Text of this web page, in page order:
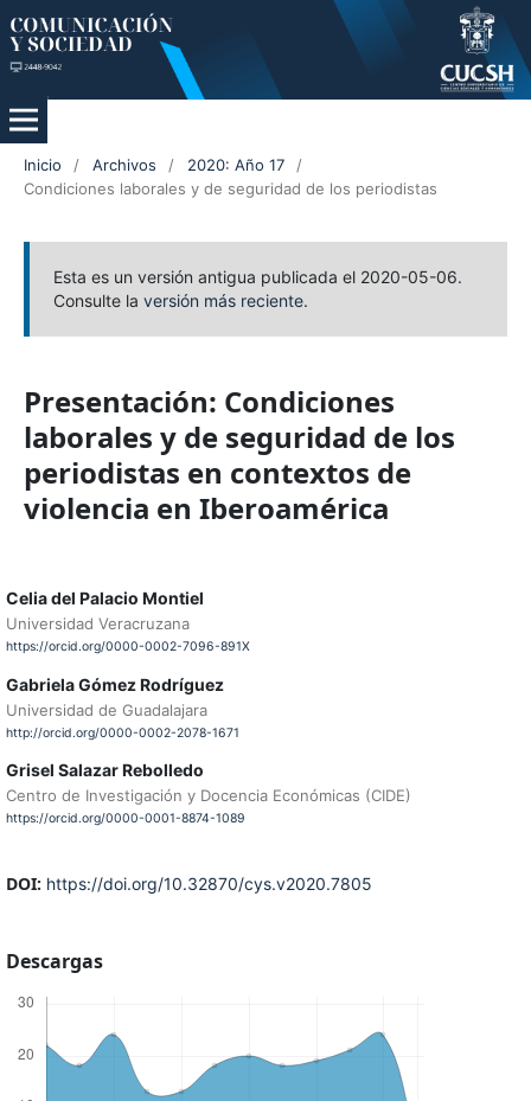
Inicio / Archivos / 2020: Año 17
/
Condiciones laborales y de seguridad de los periodistas
Esta es un versión antigua publicada el 2020-05-06.
Consulte la versión más reciente.
Presentación: Condiciones
laborales y de seguridad de los
periodistas en contextos de
violencia en Iberoamérica
Celia del Palacio Montiel
Universidad Veracruzana
https://orcid.org/0000-0002-7096-891X
Gabriela Gómez Rodríguez
Universidad de Guadalajara
http://orcid.org/0000-0002-2078-1671
Grisel Salazar Rebolledo
Centro de Investigación y Docencia Económicas (CIDE)
https://orcid.org/0000-0001-8874-1089
DOI: https://doi.org/10.32870/cys.v2020.7805
Descargas